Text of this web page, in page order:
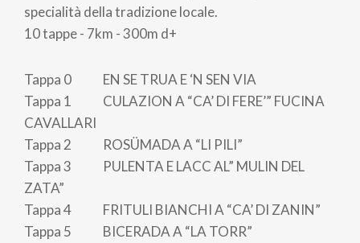
specialità della tradizione locale.
10 tappe - 7km - 300m d+
Tappa 0 EN SE TRUA E ‘N SEN VIA
Tappa 1 CULAZION A “CA’ DI FERE’” FUCINA
CAVALLARI
Tappa 2 ROSÜMADA A “LI PILI”
Tappa 3 PULENTA E LACC AL” MULIN DEL
ZATA”
Tappa 4 FRITULI BIANCHI A “CA’ DI ZANIN”
Tappa 5 BICERADA A “LA TORR”